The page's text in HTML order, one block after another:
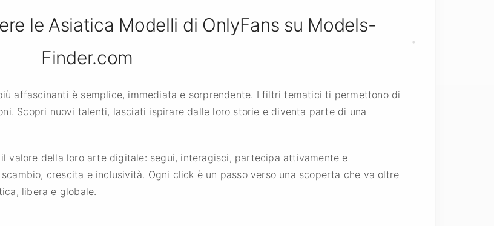
le Asiatica Modelli di OnlyFans su Models-
Finder.com
affascinanti è semplice, immediata e sorprendente. I filtri tematici ti permettono di
Scopri nuovi talenti, lasciati ispirare dalle loro storie e diventa parte di una
valore della loro arte digitale: segui, interagisci, partecipa attivamente e
crescita e inclusività. Ogni click è un passo verso una scoperta che va oltre
libera e globale.